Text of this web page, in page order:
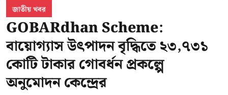
জাতীয় খবর
GOBARdhan Scheme:
বায়োগ্যাস উৎপাদন বৃদ্ধিতে ২৩,৭৩১
কোটি টাকার গোবর্ধন প্রকল্পে
অনুমোদন কেন্দ্রের